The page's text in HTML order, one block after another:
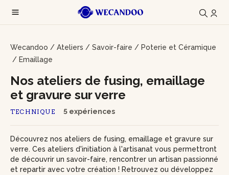
Wecandoo / Ateliers / Savoir-faire / Poterie et Céramique
/ Emaillage
TECHNIQUE 5 expériences
Nos ateliers de fusing, emaillage
et gravure sur verre
Découvrez nos ateliers de fusing, emaillage et gravure sur
verre. Ces ateliers d'initiation à l'artisanat vous permettront
de découvrir un savoir-faire, rencontrer un artisan passionné
et repartir avec votre création ! Retrouvez ou développez